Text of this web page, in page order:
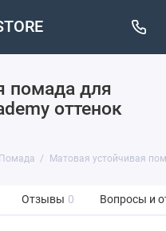
помада для
оттенок
Помада Матовая устойчивая
Отзывы 0 Вопросы и